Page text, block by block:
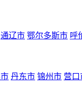
通辽市 鄂尔多斯市 呼
丹东市 锦州市 营口